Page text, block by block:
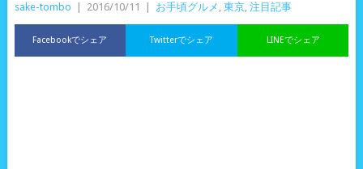
sake-tombo 2016/10/11 お手頃グルメ , 東京, 注目記事
Facebookでシェア LINEでシェア
Twitterでシェア